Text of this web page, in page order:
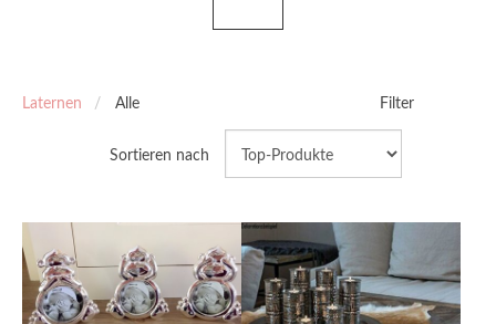
Laternen Alle Filter
Sortieren nach